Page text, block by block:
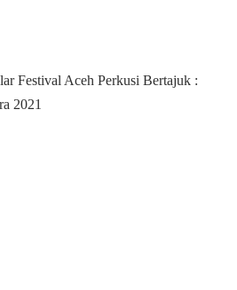
Festival Aceh Perkusi Bertajuk :
2021